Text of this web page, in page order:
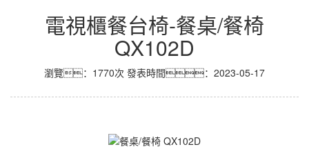
電視櫃餐台椅-餐桌/餐椅
QX102D
瀏覽：1770次 發表時間：2023-05-17